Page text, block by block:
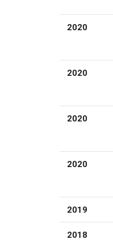
2020
2020
2020
2020
2019
2018